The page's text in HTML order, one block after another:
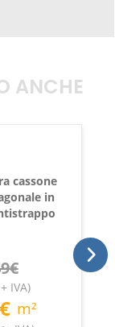
ANCHE
cassone
in
€
IVA)
m²